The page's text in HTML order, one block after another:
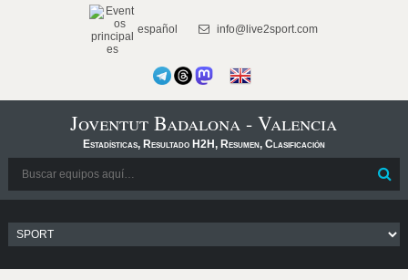
español info@live2sport.com
Joventut Badalona - Valencia
Estadísticas, Resultado H2H, Resumen, Clasificación